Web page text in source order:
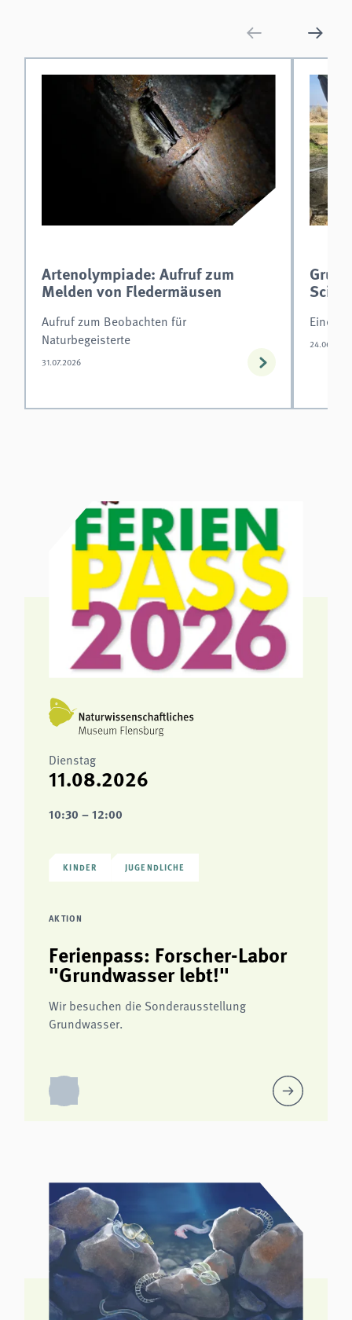
Artenolympiade: Aufruf zum
Melden von Fledermäusen
Aufruf zum Beobachten für
Naturbegeisterte
31.07.2026
Eine
24.06.2026
Dienstag
11.08.2026
10:30 – 12:00
KINDER JUGENDLICHE
AKTION
Ferienpass: Forscher-Labor
"Grundwasser lebt!"
Wir besuchen die Sonderausstellung
Grundwasser.